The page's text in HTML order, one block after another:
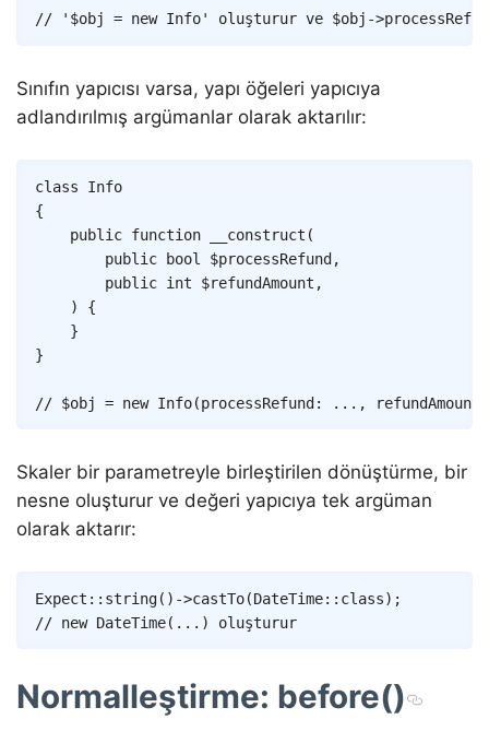
// '$obj = new Info' oluşturur ve $obj-
Sınıfın yapıcısı varsa, yapı öğeleri yapıcıya
adlandırılmış argümanlar olarak aktarılır:
class
Info
{
public function __construct (
public bool $processRefund,
public int $refundAmount ,
)
{
}
}
// $obj = new Info(processRefund: ...,
Skaler bir parametreyle birleştirilen dönüştürme, bir
nesne oluşturur ve değeri yapıcıya tek argüman
olarak aktarır:
Expect :: string( ) ->castTo(DateTime:: class) ;
// new DateTime(...) oluşturur
Normalleştirme: before()